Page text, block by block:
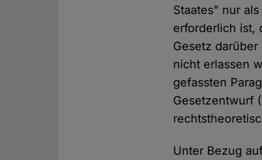
Staates" nur
erforderlich ist,
Gesetz
nicht erlassen
gefassten
Gesetzentwurf (
Unter Bezug